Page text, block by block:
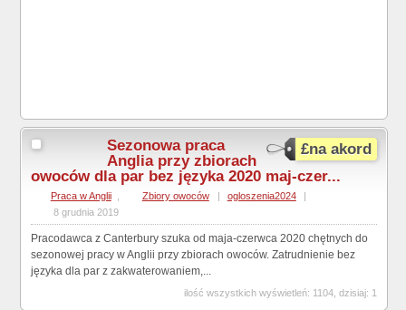
£na akord
Sezonowa praca
Anglia przy zbiorach
owoców dla par bez języka 2020 maj-czer...
Praca w Anglii Zbiory owoców | ogloszenia2024
|
8 grudnia 2019
Pracodawca z Canterbury szuka od maja-czerwca 2020 chętnych do
sezonowej pracy w Anglii przy zbiorach owoców. Zatrudnienie bez
języka dla par z zakwaterowaniem,...
ilość wszystkich wyświetleń: 1104, dzisiaj: 1